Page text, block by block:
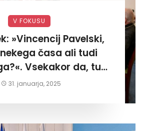
V FOKUSU
»Vincencij Pavelski,
časa ali tudi
Vsekakor da, tudi
današnjega«
31. januarja, 2025